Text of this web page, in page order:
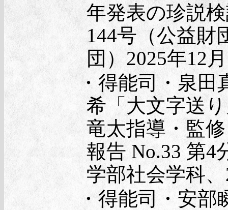
年発表の珍説
144号（公益財
団）2025年12月
・得能司・泉田
希「大文字送
竜太指導・監
報告 No.33 第4
学部社会学科
・得能司・安部